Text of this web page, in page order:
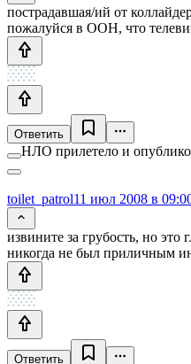
пострадавшая/ий от
пожалуйся в ООН, что
Ответить
НЛО прилетело и
toilet_patrol11 июл 2008 в
извините за грубость, но это
никогда не был приличным
Ответить